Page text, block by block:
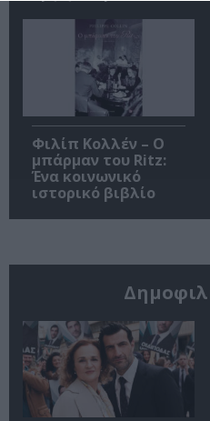
Φιλίπ Κολλέν – Ο
μπάρμαν του Ritz:
Ένα κοινωνικό
ιστορικό βιβλίο